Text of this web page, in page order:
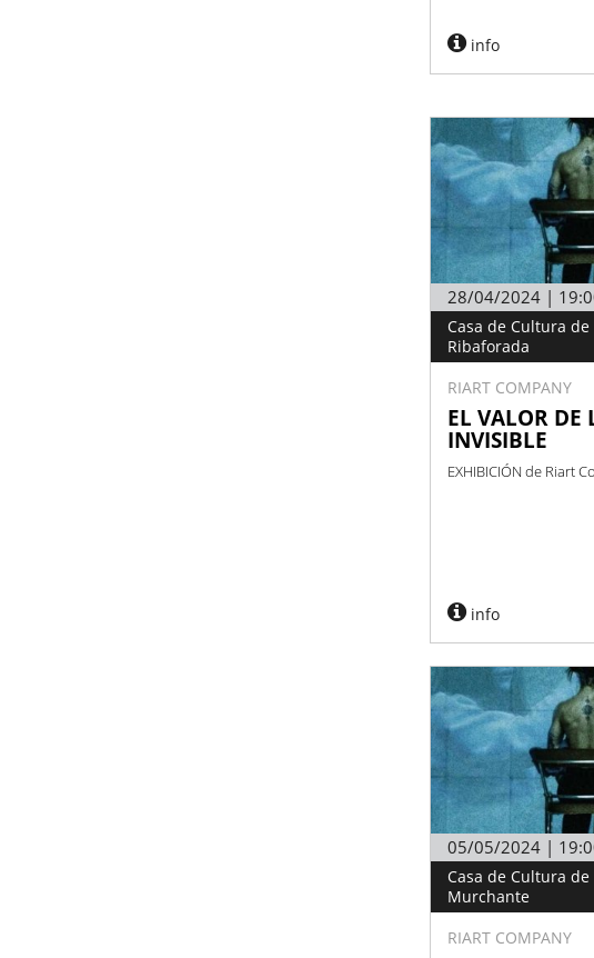
info
28/04/2024 |
Casa de Cultura
Ribaforada
RIART COMPANY
EL VALOR DE
INVISIBLE
EXHIBICIÓN de Riart
info
05/05/2024 |
Casa de Cultura
Murchante
RIART COMPANY